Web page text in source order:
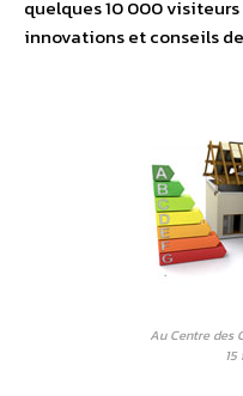
quelques 10 000
innovations et conseils
Au Centre des